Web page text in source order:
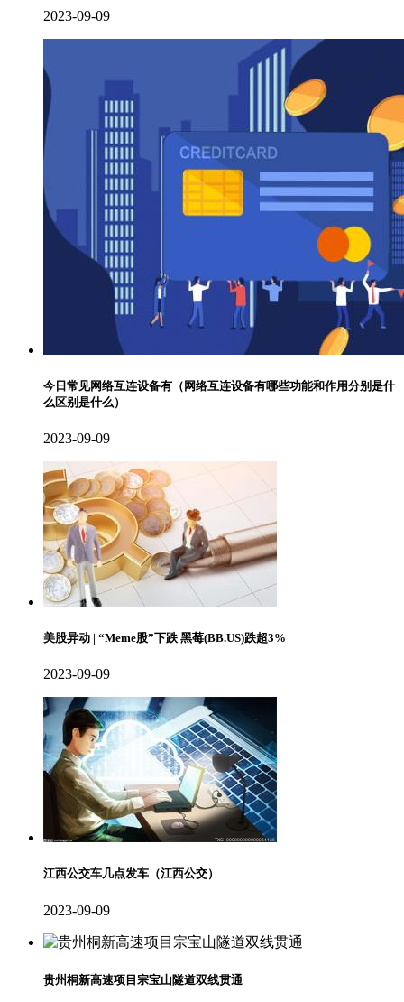
2023-09-09
今日常见网络互连设备有（网络互连设备有哪些功能和作用分别是什
么区别是什么）
2023-09-09
美股异动 | “Meme股”下跌 黑莓(BB.US)跌超3%
2023-09-09
江西公交车几点发车（江西公交）
2023-09-09
贵州桐新高速项目宗宝山隧道双线贯通